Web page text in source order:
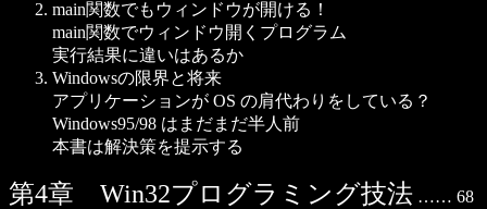
main関数でもウィンドウが開ける！
main関数でウィンドウ開くプログラム
実行結果に違いはあるか
Windowsの限界と将来
アプリケーションが OS の肩代わりをしている？
Windows95/98 はまだまだ半人前
本書は解決策を提示する
第4章 Win32プログラミング技法 …… 68